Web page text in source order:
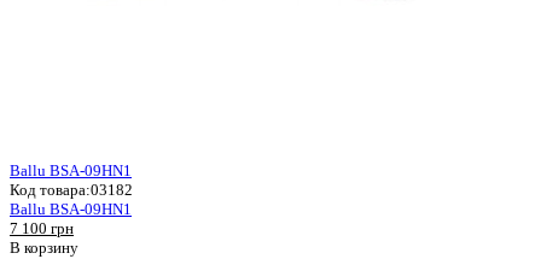
Ballu BSA-09HN1
Код товара:03182
Ballu BSA-09HN1
7 100 грн
В корзину